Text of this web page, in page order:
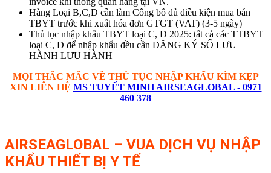
Hàng Loại B,C,D cần làm Công bố đủ điều kiện mua bán
TBYT trước khi xuất hóa đơn GTGT (VAT) (3-5 ngày)
Thủ tục nhập khẩu TBYT loại C, D 2025: tất cả các TTBYT
loại C, D để nhập khẩu đều cần ĐĂNG KÝ SỐ LƯU
HÀNH LƯU HÀNH
MỌI THẮC MẮC VỀ THỦ TỤC NHẬP KHẨU KÌM KẸP
XIN LIÊN HỆ MS TUYẾT MINH AIRSEAGLOBAL - 0971
460 378
AIRSEAGLOBAL – VUA DỊCH VỤ NHẬP
KHẨU THIẾT BỊ Y TẾ